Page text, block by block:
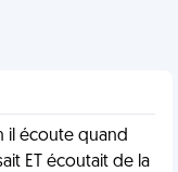
il écoute quand
ET écoutait de la